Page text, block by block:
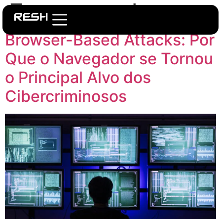
Tag:navegador
Browser-Based Attacks: Por
Que o Navegador se Tornou
o Principal Alvo dos
Cibercriminosos